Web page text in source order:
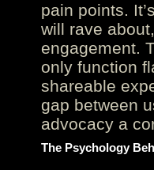
pain points.
will rave
engagement.
only function
shareable
gap between
advocacy a
The Psychology